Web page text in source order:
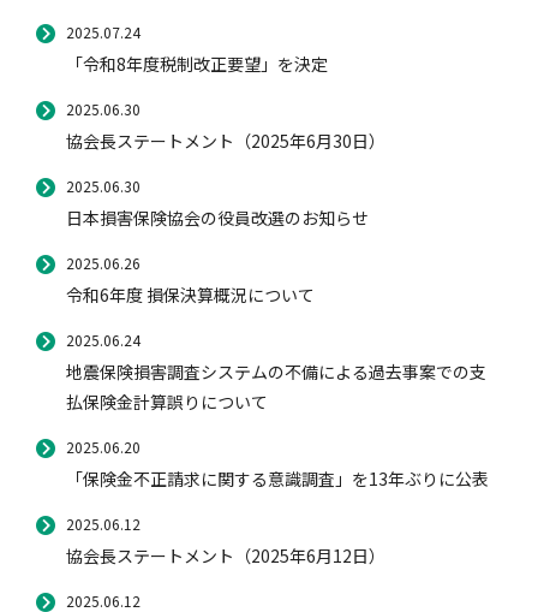
2025.07.24
「令和8年度税制改正要望」を決定
2025.06.30
協会長ステートメント（2025年6月30日）
2025.06.30
日本損害保険協会の役員改選のお知らせ
2025.06.26
令和6年度 損保決算概況について
2025.06.24
地震保険損害調査システムの不備による過去事案での支
払保険金計算誤りについて
2025.06.20
「保険金不正請求に関する意識調査」を13年ぶりに公表
2025.06.12
協会長ステートメント（2025年6月12日）
2025.06.12